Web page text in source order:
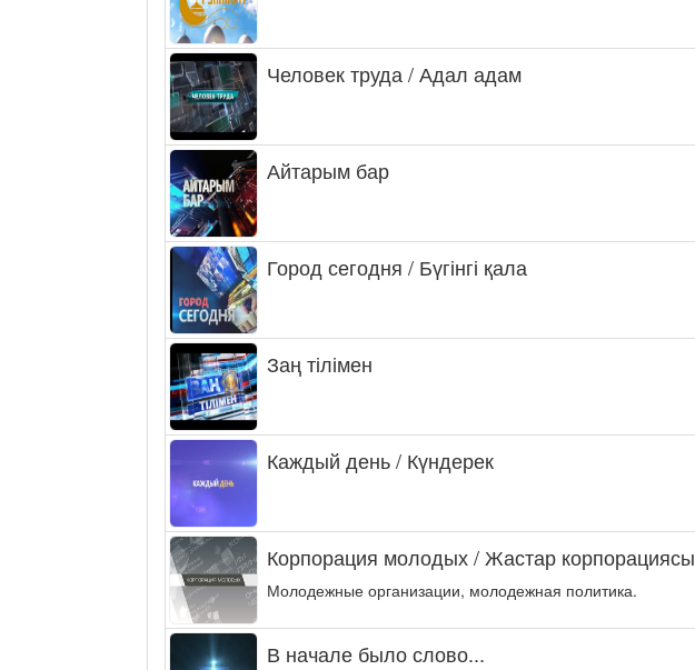
Человек труда / Адал адам
Айтарым бар
Город сегодня / Бүгінгі қала
Заң тілімен
Каждый день / Күндерек
Корпорация молодых / Жастар корпорациясы
Молодежные организации, молодежная политика.
В начале было слово...